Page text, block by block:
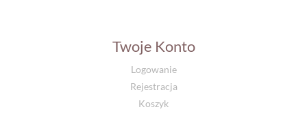
Twoje Konto
Logowanie
Rejestracja
Koszyk